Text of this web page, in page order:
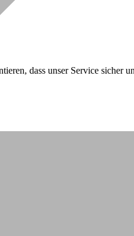
dass unser Service sicher